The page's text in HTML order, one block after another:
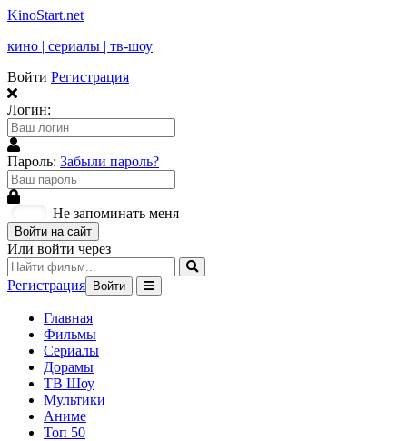
KinoStart.net
кино | сериалы | тв-шоу
Войти Регистрация
Логин:
Пароль: Забыли пароль?
Не запоминать меня
Войти на сайт
Или войти через
Регистрация Войти
Главная
Фильмы
Сериалы
Дорамы
ТВ Шоу
Мультики
Аниме
Топ 50